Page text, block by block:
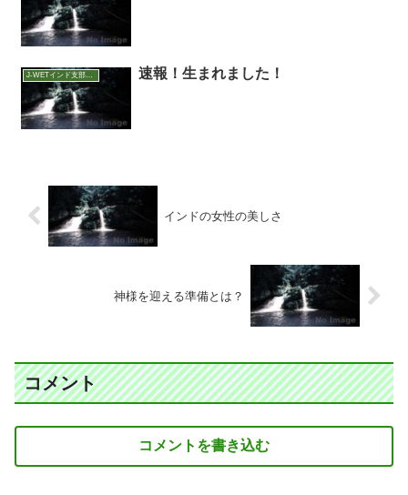
J-WETインド支部～ヨガのこころ～ 速報！生まれました！
インドの女性の美しさ
神様を迎える準備とは？
コメント
コメントを書き込む